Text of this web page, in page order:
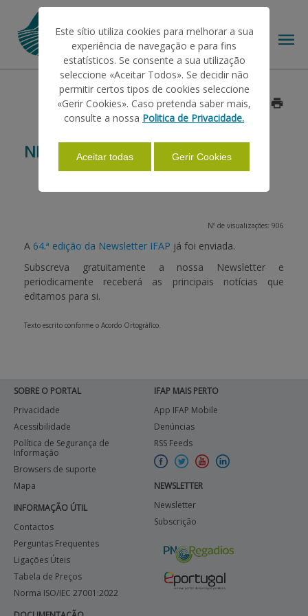
AJUDAS/APOIOS
INFORMAÇÕES
ESTATÍSTICAS
PAGAMENTOS
Entrar / Registar
NEWSLETTER IFAP
Data: 2017/07/31
Nº de visualizações: 906
A 64.ª edição da Newsletter IFAP já foi enviada.
Subscreva gratuitamente a nossa Newsletter e
periodicamente receberá as principais notícias que
editamos para si.
Texto escrito conforme o Acordo Ortográfico.
SOBRE O PORTAL
Privacidade
Acessibilidade
Política de Segurança de
Informação
Browsers de suporte
Mapa
INFORMAÇÃO ÚTIL
Contactos
Perguntas Frequentes
Ligações Úteis
Tabela de Preços
Norma ISO/IEC 27001:2022
IFAP MAIS PERTO
App IFAP Mobile
Denúncias
RSS Feeds
NEWSLETTER
Newsletter
Subscrição
Este sítio utiliza cookies para melhorar a sua
experiência de navegação e para fins
estatísticos. Se consente a sua utilização
seleccione «Aceitar Todos». Se decidir não
permitir certos tipos de cookies seleccione
«Gerir Cookies». Caso pretenda saber mais,
consulte a nossa Politica de Privacidade.
Aceitar todas Gerir Cookies